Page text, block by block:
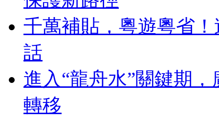
千萬補貼，粵遊粵省
話
進入“龍舟水”關鍵期
轉移